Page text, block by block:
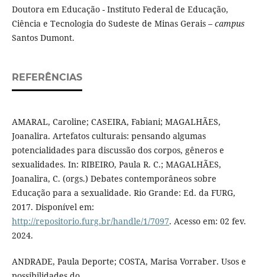
Doutora em Educação - Instituto Federal de Educação,
Ciência e Tecnologia do Sudeste de Minas Gerais – campus
Santos Dumont.
REFERÊNCIAS
AMARAL, Caroline; CASEIRA, Fabiani; MAGALHÃES,
Joanalira. Artefatos culturais: pensando algumas
potencialidades para discussão dos corpos, gêneros e
sexualidades. In: RIBEIRO, Paula R. C.; MAGALHÃES,
Joanalira, C. (orgs.) Debates contemporâneos sobre
Educação para a sexualidade. Rio Grande: Ed. da FURG,
2017. Disponível em:
http://repositorio.furg.br/handle/1/7097. Acesso em: 02 fev.
2024.
ANDRADE, Paula Deporte; COSTA, Marisa Vorraber. Usos e